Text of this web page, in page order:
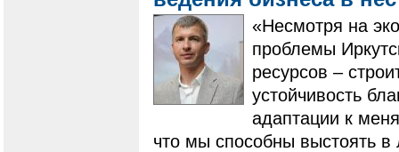
«Несмотря на
проблемы
ресурсов –
устойчивость
адаптации к
что мы способны выстоять